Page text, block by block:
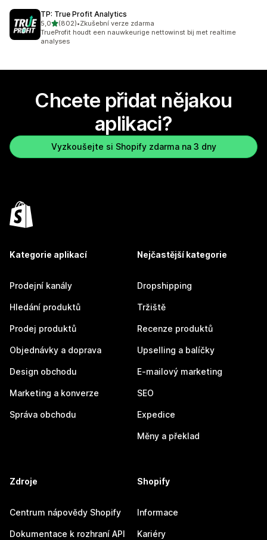
TP: True Profit Analytics
5,0z 5 hvězd
(802)
Celkový počet recenzí: 802
•Zkušební verze zdarma
TrueProfit houdt een nauwkeurige nettowinst bij met realtime
analyses
Chcete přidat nějakou
aplikaci?
Vyzkoušejte si Shopify zdarma na 3 dny
Kategorie aplikací
Prodejní kanály
Hledání produktů
Prodej produktů
Objednávky a doprava
Design obchodu
Marketing a konverze
Správa obchodu
Nejčastější kategorie
Dropshipping
Tržiště
Recenze produktů
Upselling a balíčky
E-mailový marketing
SEO
Expedice
Měny a překlad
Zdroje
Centrum nápovědy Shopify
Dokumentace k rozhraní API
Shopify
Informace
Kariéry